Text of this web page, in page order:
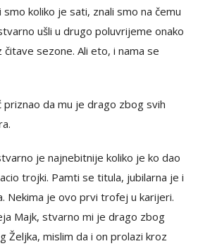
koliko je sati, znali smo na čemu
ušli u drugo poluvrijeme onako
čitave sezone. Ali eto, i nama se
priznao da mu je drago zbog svih
je najnebitnije koliko je ko dao
trojki. Pamti se titula, jubilarna je i
Nekima je ovo prvi trofej u karijeri.
Majk, stvarno mi je drago zbog
Željka, mislim da i on prolazi kroz